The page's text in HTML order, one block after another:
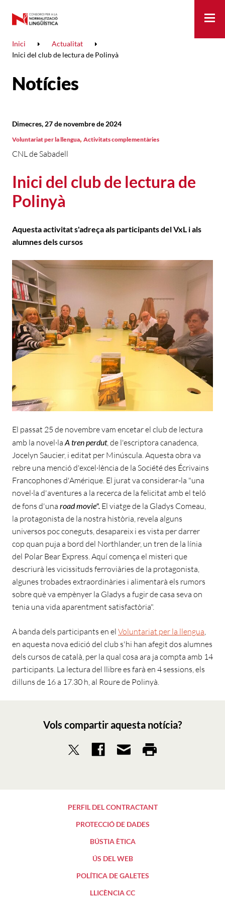
Inici
Actualitat
Inici del club de lectura de Polinyà
Notícies
Inici del club de lectura de
Polinyà
CNL de Sabadell
Dimecres, 27 de novembre de 2024
Voluntariat per la llengua, Activitats complementàries
Aquesta activitat s'adreça als participants del VxL i als
alumnes dels cursos
El passat 25 de novembre vam encetar el club de lectura
amb la novel·laA tren perdut,de l'escriptora canadenca,
Jocelyn Saucier, i editat per Minúscula. Aquesta obra va
rebre una menció d'excel·lència de la Société des Écrivains
Francophones d'Amérique. El jurat va considerar-la "una
novel·la d'aventures a la recerca de la felicitat amb el teló
de fons d'una road movie". El viatge de la Gladys Comeau,
la protagonista de la nostra història, revela alguns
universos poc coneguts, desapareix i es vista per darrer
cop quan puja a bord del Northlander, un tren de la línia
del Polar Bear Express. Aquí comença el misteri que
descriurà les vicissituds ferroviàries de la protagonista,
algunes trobades extraordinàries i alimentarà els rumors
sobre què va empènyer la Gladys a fugir de casa seva on
tenia una vida aparentment satisfactòria".
A banda dels participants en el Voluntariat per la llengua,
en aquesta nova edició del club s'hi han afegit dos alumnes
dels cursos de català, per la qual cosa ara ja compta amb 14
participants. La lectura del llibre es farà en 4 sessions, els
dilluns de 16 a 17.30 h, al Roure de Polinyà.
Vols compartir aquesta notícia?
PERFIL DEL CONTRACTANT
PROTECCIÓ DE DADES
BÚSTIA ÈTICA
ÚS DEL WEB
POLÍTICA DE GALETES
LLICÈNCIA CC